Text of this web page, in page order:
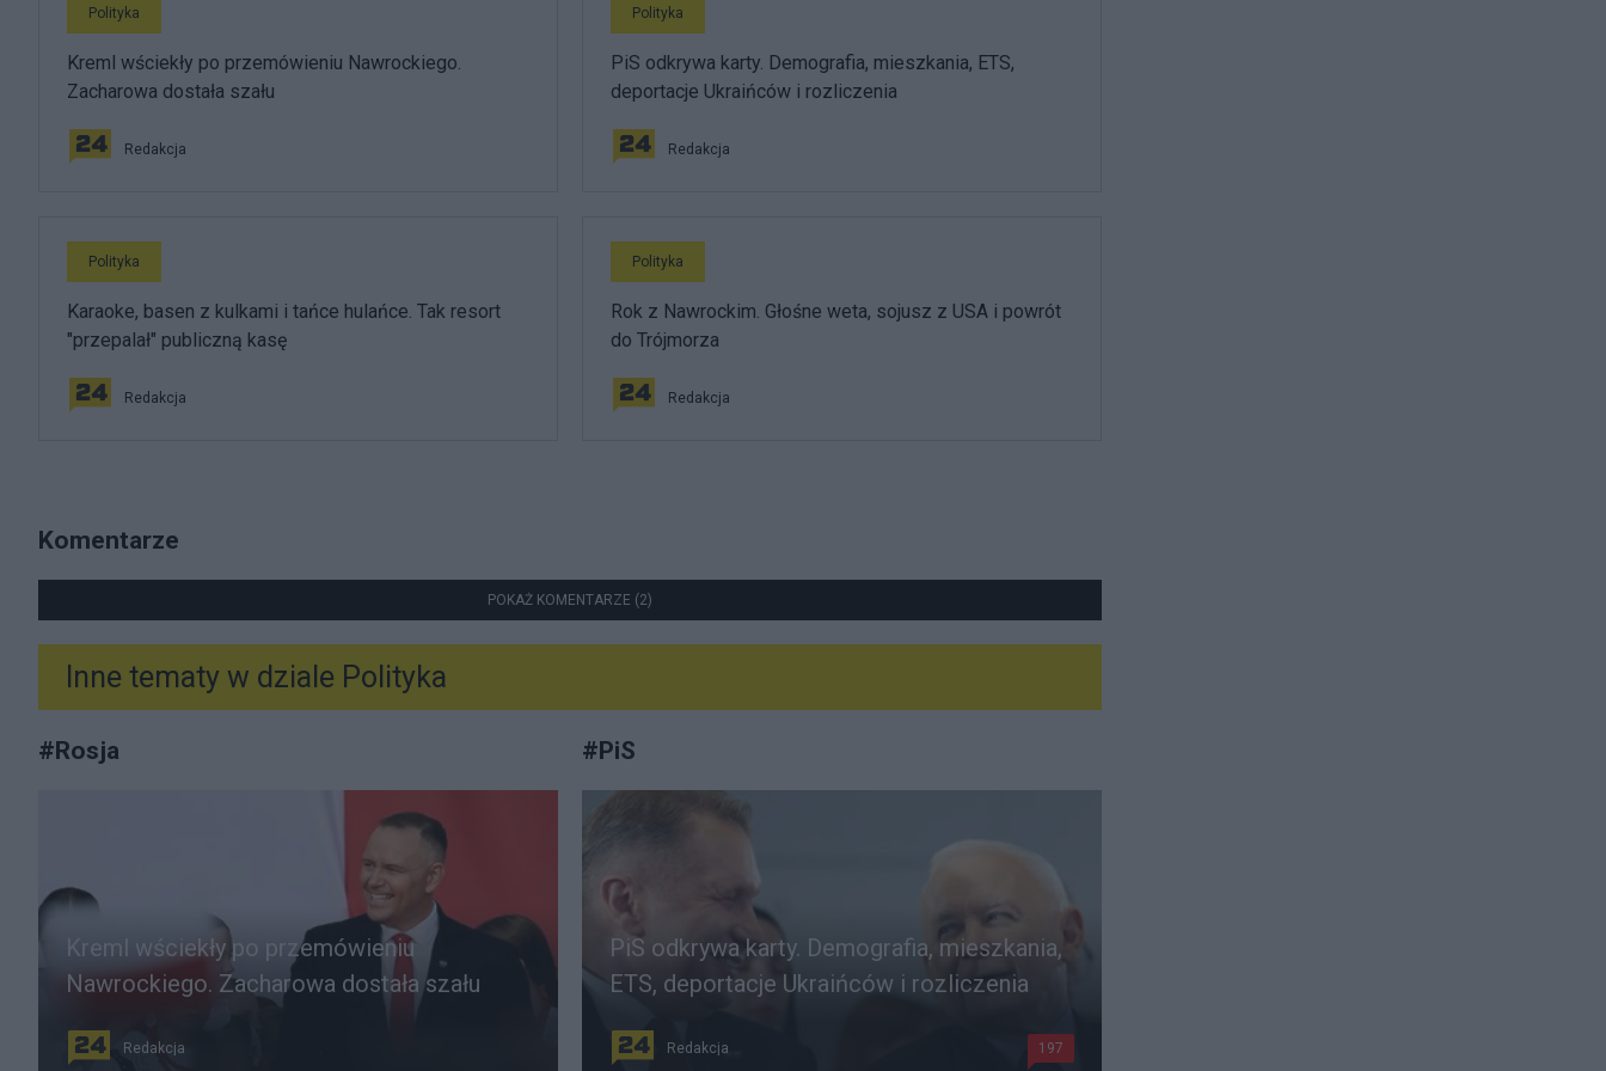
Polityka
Kreml wściekły po przemówieniu Nawrockiego.
Zacharowa dostała szału
Redakcja
Polityka
PiS odkrywa karty. Demografia, mieszkania, ETS,
deportacje Ukraińców i rozliczenia
Redakcja
Polityka
Karaoke, basen z kulkami i tańce hulańce. Tak resort
"przepalał" publiczną kasę
Redakcja
Polityka
Rok z Nawrockim. Głośne weta, sojusz z USA i powrót
do Trójmorza
Redakcja
Komentarze
POKAŻ KOMENTARZE (2)
Inne tematy w dziale Polityka
#Rosja
Kreml wściekły po przemówieniu
Nawrockiego. Zacharowa dostała szału
Redakcja
#PiS
PiS odkrywa karty. Demografia, mieszkania,
ETS, deportacje Ukraińców i rozliczenia
Redakcja 197